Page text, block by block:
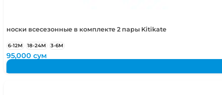
носки всесезонные в комплекте 2 пары Kitikate
6-12М 18-24М 3-6М
95,000сум